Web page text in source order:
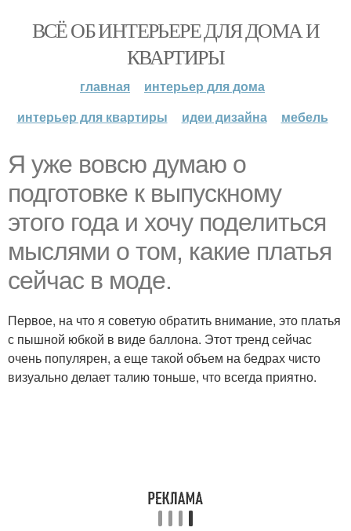
ВСЁ ОБ ИНТЕРЬЕРЕ ДЛЯ ДОМА И
КВАРТИРЫ
главная
интерьер для дома
интерьер для квартиры
идеи дизайна мебель
Я уже вовсю думаю о
подготовке к выпускному
этого года и хочу поделиться
мыслями о том, какие платья
сейчас в моде.
Первое, на что я советую обратить внимание, это платья
с пышной юбкой в виде баллона. Этот тренд сейчас
очень популярен, а еще такой объем на бедрах чисто
визуально делает талию тоньше, что всегда приятно.